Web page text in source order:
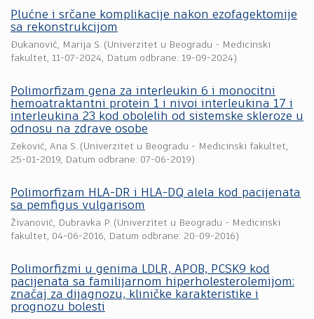
Plućne i srčane komplikacije nakon ezofagektomije
sa rekonstrukcijom
Đukanović, Marija S. (Univerzitet u Beogradu - Medicinski
fakultet, 11-07-2024, Datum odbrane: 19-09-2024)
Polimorfizam gena za interleukin 6 i monocitni
hemoatraktantni protein 1 i nivoi interleukina 17 i
interleukina 23 kod obolelih od sistemske skleroze u
odnosu na zdrave osobe
Zeković, Ana S. (Univerzitet u Beogradu - Medicinski fakultet,
25-01-2019, Datum odbrane: 07-06-2019)
Polimorfizam HLA-DR i HLA-DQ alela kod pacijenata
sa pemfigus vulgarisom
Živanović, Dubravka P. (Univerzitet u Beogradu - Medicinski
fakultet, 04-06-2016, Datum odbrane: 20-09-2016)
Polimorfizmi u genima LDLR, APOB, PCSK9 kod
pacijenata sa familijarnom hiperholesterolemijom:
značaj za dijagnozu, kliničke karakteristike i
prognozu bolesti